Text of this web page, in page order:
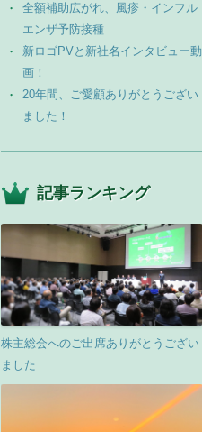
全額補助広がれ、風疹・インフル
エンザ予防接種
新ロゴPVと新社名インタビュー動
画！
20年間、ご愛顧ありがとうござい
ました！
記事ランキング
株主総会へのご出席ありがとうござい
ました